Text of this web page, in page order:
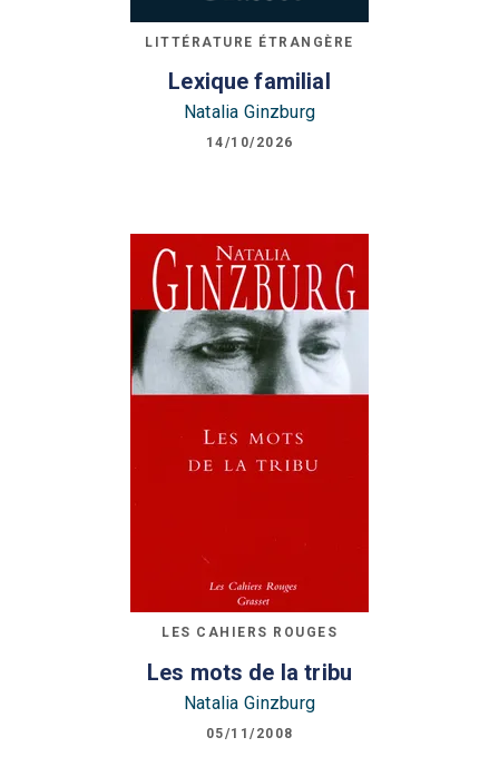
LITTÉRATURE ÉTRANGÈRE
Lexique familial
Natalia Ginzburg
14/10/2026
LES CAHIERS ROUGES
Les mots de la tribu
Natalia Ginzburg
05/11/2008